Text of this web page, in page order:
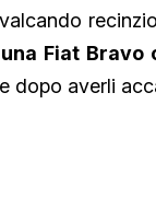
Fiat Bravo
dopo averli